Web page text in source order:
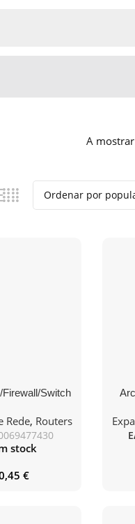
A
Firewall/Switch
Rede, Routers
stock
€